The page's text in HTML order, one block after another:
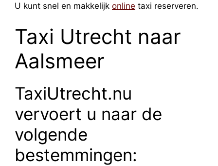
U kunt snel en makkelijk online taxi reserveren.
Taxi Utrecht naar
Aalsmeer
TaxiUtrecht.nu
vervoert u naar de
volgende
bestemmingen: